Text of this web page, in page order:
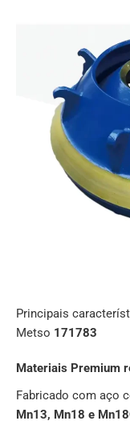
Principais
Metso 171783
Materiais Premium
Fabricado com aço
Mn13, Mn18 e